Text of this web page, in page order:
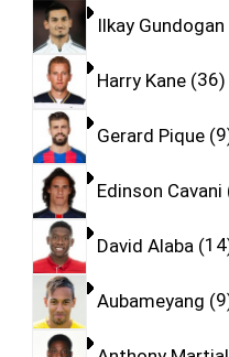
Ilkay Gundogan
Harry Kane 36
Gerard Pique 9
Edinson Cavani
David Alaba 14
Aubameyang 9